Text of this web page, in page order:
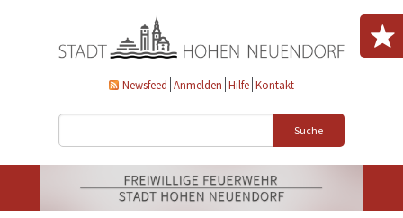
Newsfeed Anmelden Hilfe Kontakt
Suche